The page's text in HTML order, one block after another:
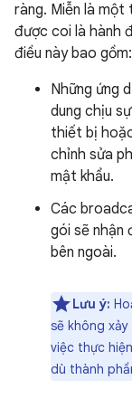
ràng. Miễn là một
được coi là hành
điều này bao gồm:
Những ứng
dung chịu
thiết bị
chỉnh sửa
mật khẩu.
Các
gói sẽ
bên ngoài.
Lưu ý:
sẽ không
việc thực
dù thành